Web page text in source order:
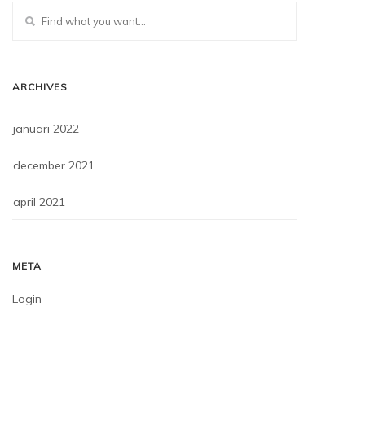
ARCHIVES
januari 2022
december 2021
april 2021
META
Login